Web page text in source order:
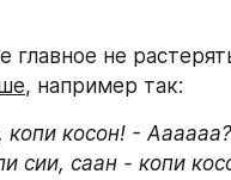
не
, например так:
косон! -
сии, саан - копи